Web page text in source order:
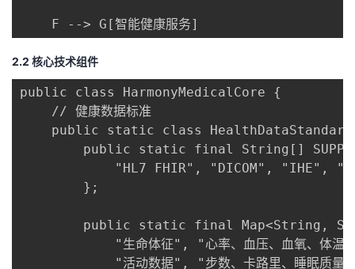
    F --> G[智能健康服务]
2.2 核心技术组件
public class HarmonyMedicalCore {
    // 健康数据标准
public static class
public static final String[]
"HL7 FHIR", "DICOM", "IHE",
        };
public static final Map<String,
"生命体征", "心率、血压、血氧、体温
"活动数据", "步数、卡路里、睡眠质量